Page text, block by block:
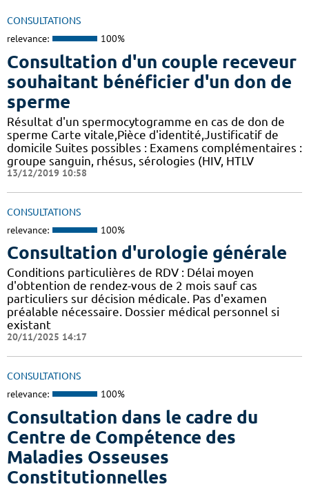
CONSULTATIONS
relevance: 100%
Consultation d'un couple receveur
souhaitant bénéficier d'un don de
sperme
Résultat d'un spermocytogramme en cas de don de
sperme Carte vitale,Pièce d'identité,Justificatif de
domicile Suites possibles : Examens complémentaires :
groupe sanguin, rhésus, sérologies (HIV, HTLV
13/12/2019 10:58
CONSULTATIONS
relevance: 100%
Consultation d'urologie générale
Conditions particulières de RDV : Délai moyen
d'obtention de rendez-vous de 2 mois sauf cas
particuliers sur décision médicale. Pas d'examen
préalable nécessaire. Dossier médical personnel si
existant
20/11/2025 14:17
CONSULTATIONS
relevance: 100%
Consultation dans le cadre du
Centre de Compétence des
Maladies Osseuses
Constitutionnelles